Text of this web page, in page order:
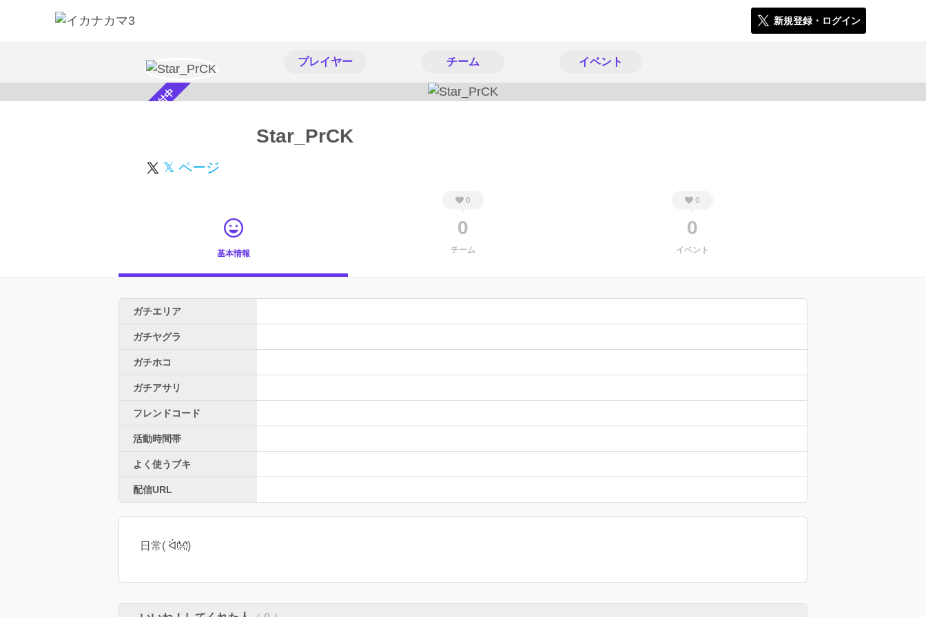
新規登録・ログイン
プレイヤー チーム イベント
スカウト受付中 Star_PrCK
𝕏 ページ
基本情報
0
0
チーム
0
0
イベント
ガチエリア
ガチヤグラ
ガチホコ
ガチアサリ
フレンドコード
活動時間帯
よく使うブキ
配信URL
日常( ᐛ👐)